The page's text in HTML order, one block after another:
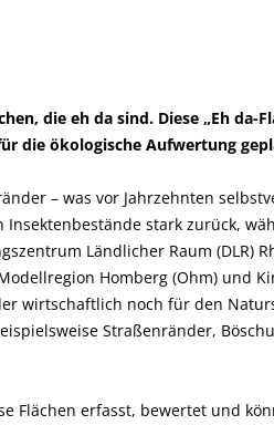
die eh da sind. Diese „Eh da-
die ökologische Aufwertung
– was vor Jahrzehnten
stark zurück,
Ländlicher Raum (DLR)
Homberg (Ohm) und
wirtschaftlich noch für den
Straßenränder,
Flächen erfasst, bewertet und